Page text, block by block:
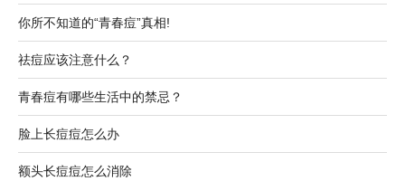
你所不知道的“青春痘”真相!
祛痘应该注意什么？
青春痘有哪些生活中的禁忌？
脸上长痘痘怎么办
额头长痘痘怎么消除